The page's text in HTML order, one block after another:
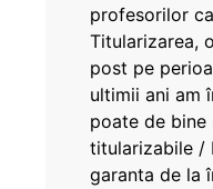
profesorilor
Titularizarea,
post pe
ultimii ani am
poate de
titularizabile /
garanta de la